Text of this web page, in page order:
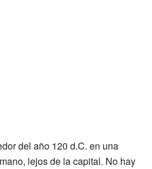
del año 120 d.C. en una
lejos de la capital. No hay